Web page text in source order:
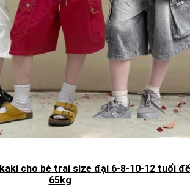
cho bé trai size đại 6-8-10-12 tuổi
65kg